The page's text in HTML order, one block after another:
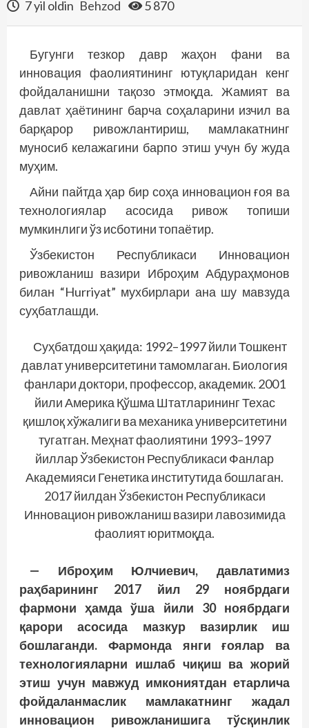
7 yil oldin Behzod 5 870
Бугунги тезкор давр жаҳон фани ва
инновация фаолиятининг ютуқларидан кенг
фойдаланишни тақозо этмоқда. Жамият ва
давлат ҳаётининг барча соҳаларини изчил ва
барқарор ривожлантириш, мамлакатнинг
муносиб келажагини барпо этиш учун бу жуда
муҳим.
Айни пайтда ҳар бир соҳа инновацион ғоя ва
технологиялар асосида ривож топиши
мумкинлиги ўз исботини топаётир.
Ўзбекистон Республикаси Инновацион
ривожланиш вазири Иброҳим Абдураҳмонов
билан “Hurriyat” мухбирлари ана шу мавзуда
суҳбатлашди.
Суҳбатдош ҳақида: 1992–1997 йили Тошкент
давлат университетини тамомлаган. Биология
фанлари доктори, профессор, академик. 2001
йили Америка Қўшма Штатларининг Техас
қишлоқ хўжалиги ва механика университетини
тугатган. Меҳнат фаолиятини 1993–1997
йиллар Ўзбекистон Республикаси Фанлар
Академияси Генетика институтида бошлаган.
2017 йилдан Ўзбекистон Республикаси
Инновацион ривожланиш вазири лавозимида
фаолият юритмоқда.
— Иброҳим Юлчиевич, давлатимиз
раҳбарининг 2017 йил 29 ноябрдаги
фармони ҳамда ўша йили 30 ноябрдаги
қарори асосида мазкур вазирлик иш
бошлаганди. Фармонда янги ғоялар ва
технологияларни ишлаб чиқиш ва жорий
этиш учун мавжуд имкониятдан етарлича
фойдаланмаслик мамлакатнинг жадал
инновацион ривожланишига тўсқинлик